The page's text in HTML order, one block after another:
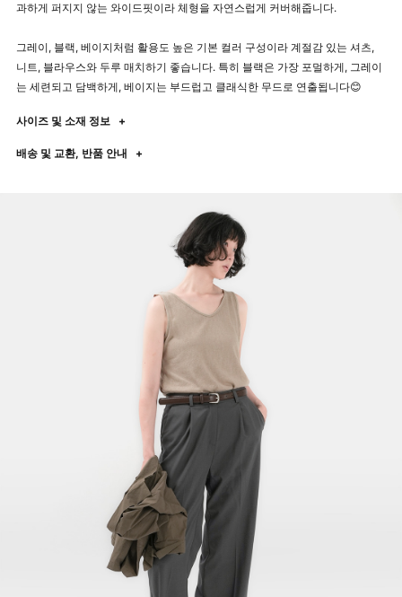
과하게 퍼지지 않는 와이드핏이라 체형을 자연스럽게 커버해줍니다.
그레이, 블랙, 베이지처럼 활용도 높은 기본 컬러 구성이라 계절감 있는 셔츠,
니트, 블라우스와 두루 매치하기 좋습니다. 특히 블랙은 가장 포멀하게, 그레이
는 세련되고 담백하게, 베이지는 부드럽고 클래식한 무드로 연출됩니다😊
사이즈 및 소재 정보 +
배송 및 교환, 반품 안내 +